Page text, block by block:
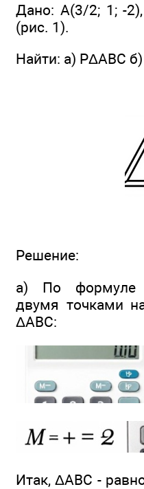
Дано: А(3/2; 1; -
(рис. 1).
Найти: а) РΔABC
Решение:
а) По формуле
двумя точками
ΔАВС:
Итак, ΔABC -